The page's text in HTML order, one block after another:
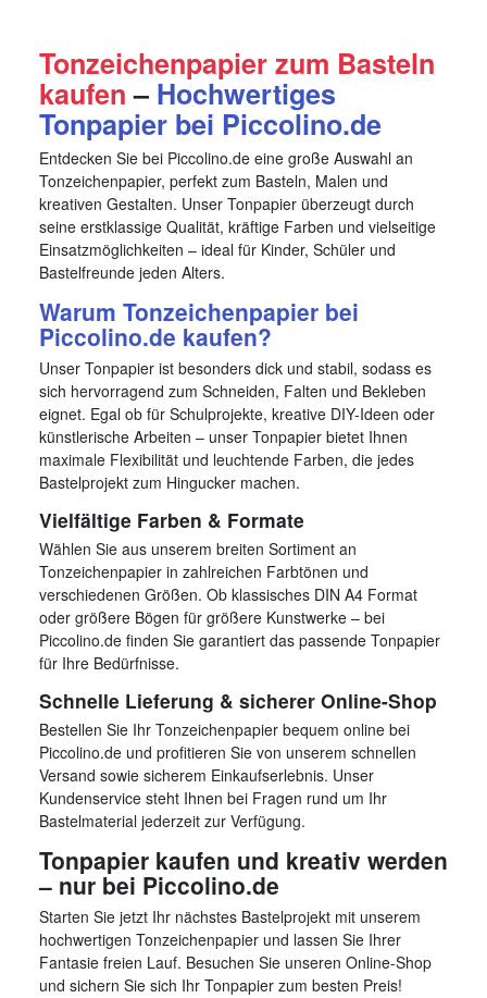
Tonzeichenpapier zum Basteln
kaufen– Hochwertiges
Tonpapier bei Piccolino.de
Entdecken Sie bei Piccolino.de eine große Auswahl an
Tonzeichenpapier, perfekt zum Basteln, Malen und
kreativen Gestalten. Unser Tonpapier überzeugt durch
seine erstklassige Qualität, kräftige Farben und vielseitige
Einsatzmöglichkeiten – ideal für Kinder, Schüler und
Bastelfreunde jeden Alters.
Warum Tonzeichenpapier bei
Piccolino.de kaufen?
Unser Tonpapier ist besonders dick und stabil, sodass es
sich hervorragend zum Schneiden, Falten und Bekleben
eignet. Egal ob für Schulprojekte, kreative DIY-Ideen oder
künstlerische Arbeiten – unser Tonpapier bietet Ihnen
maximale Flexibilität und leuchtende Farben, die jedes
Bastelprojekt zum Hingucker machen.
Vielfältige Farben & Formate
Wählen Sie aus unserem breiten Sortiment an
Tonzeichenpapier in zahlreichen Farbtönen und
verschiedenen Größen. Ob klassisches DIN A4 Format
oder größere Bögen für größere Kunstwerke – bei
Piccolino.de finden Sie garantiert das passende Tonpapier
für Ihre Bedürfnisse.
Schnelle Lieferung & sicherer Online-Shop
Bestellen Sie Ihr Tonzeichenpapier bequem online bei
Piccolino.de und profitieren Sie von unserem schnellen
Versand sowie sicherem Einkaufserlebnis. Unser
Kundenservice steht Ihnen bei Fragen rund um Ihr
Bastelmaterial jederzeit zur Verfügung.
Tonpapier kaufen und kreativ werden
– nur bei Piccolino.de
Starten Sie jetzt Ihr nächstes Bastelprojekt mit unserem
hochwertigen Tonzeichenpapier und lassen Sie Ihrer
Fantasie freien Lauf. Besuchen Sie unseren Online-Shop
und sichern Sie sich Ihr Tonpapier zum besten Preis!